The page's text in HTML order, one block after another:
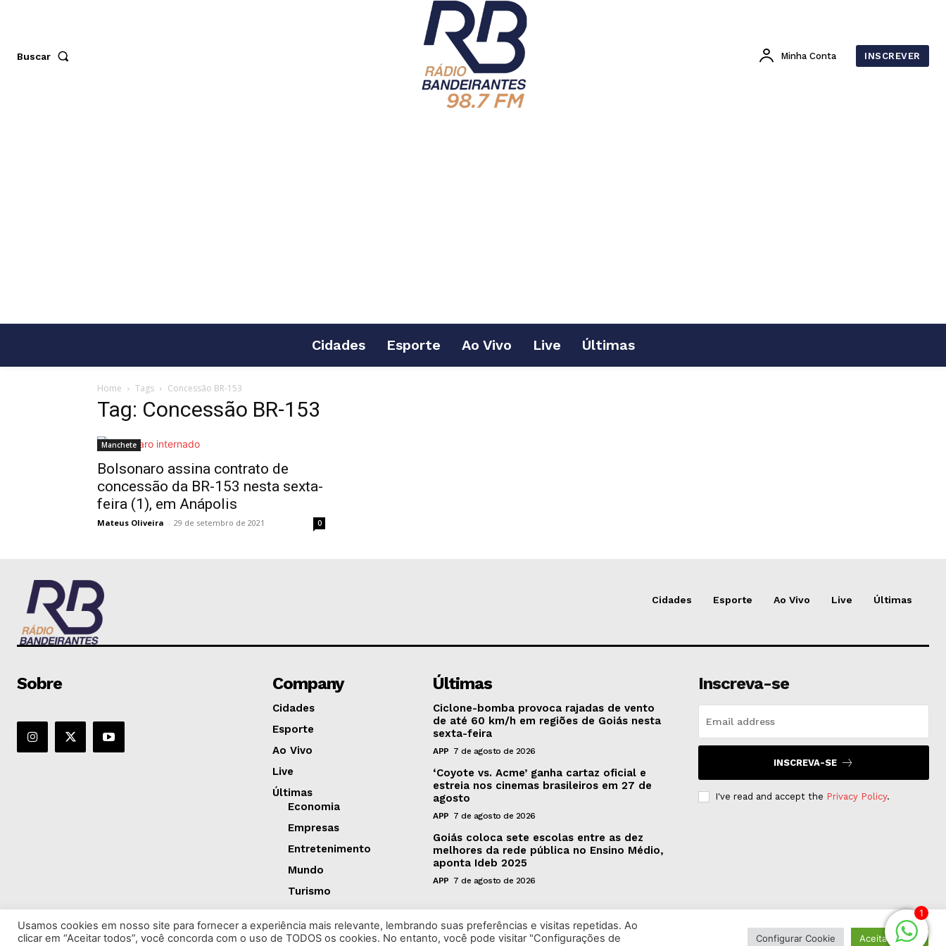
Buscar Minha Conta INSCREVER
Cidades Esporte Ao Vivo Live Últimas
Home Tags Concessão BR-153
Tag: Concessão BR-153
Manchete
Bolsonaro assina contrato de
concessão da BR-153 nesta sexta-
feira (1), em Anápolis
Mateus Oliveira - 29 de setembro de 2021 0
Cidades Esporte Ao Vivo Live Últimas
Sobre Company
Cidades
Esporte
Ao Vivo
Live
Últimas
Economia
Empresas
Entretenimento
Mundo
Turismo
Últimas
Ciclone-bomba provoca rajadas de vento
de até 60 km/h em regiões de Goiás nesta
sexta-feira
APP 7 de agosto de 2026
‘Coyote vs. Acme’ ganha cartaz oficial e
estreia nos cinemas brasileiros em 27 de
agosto
APP 7 de agosto de 2026
Goiás coloca sete escolas entre as dez
melhores da rede pública no Ensino Médio,
aponta Ideb 2025
APP 7 de agosto de 2026
Inscreva-se
INSCREVA-SE
I've read and accept the Privacy Policy.
1
Usamos cookies em nosso site para fornecer a experiência mais relevante, lembrando suas preferências e visitas repetidas. Ao
clicar em “Aceitar todos”, você concorda com o uso de TODOS os cookies. No entanto, você pode visitar "Configurações de
Configurar Cookie Aceitar Todos